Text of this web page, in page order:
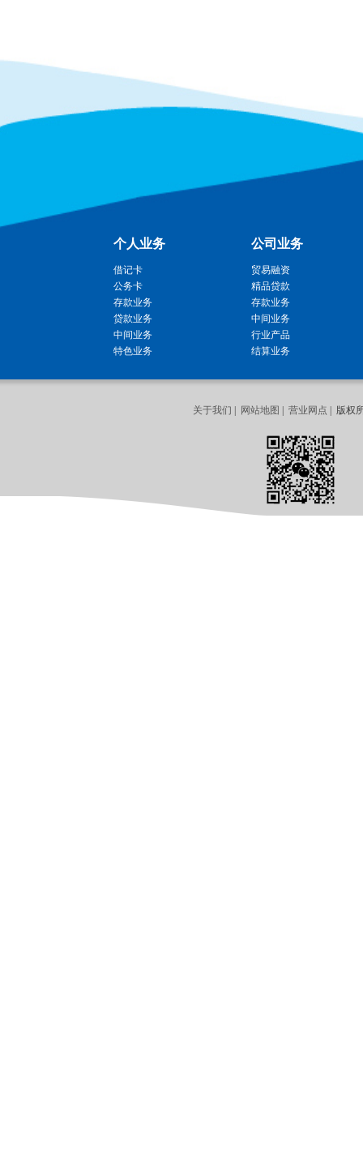
个人业务
借记卡
公务卡
存款业务
贷款业务
中间业务
特色业务
公司业务
贸易融资
精品贷款
存款业务
中间业务
行业产品
结算业务
关于我们 网站地图 营业网点 | 版权